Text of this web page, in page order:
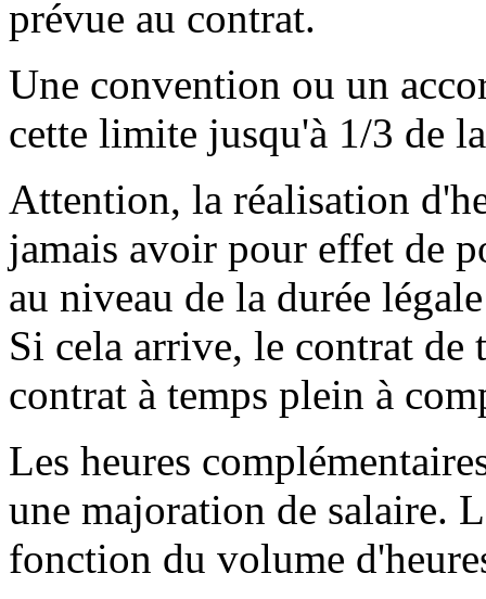
prévue au contrat.
Une convention ou un
cette limite jusqu'à 1/3 de
Attention, la réalisation
jamais avoir pour effet de
au niveau de la durée
Si cela arrive, le contrat
contrat à temps plein à
Les heures
une majoration de salaire.
fonction du volume